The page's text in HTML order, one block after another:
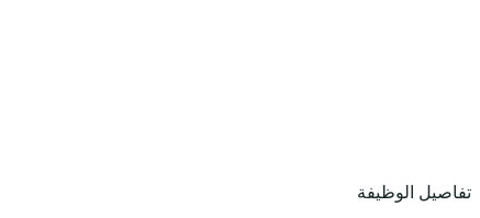
تفاصيل الوظيفة